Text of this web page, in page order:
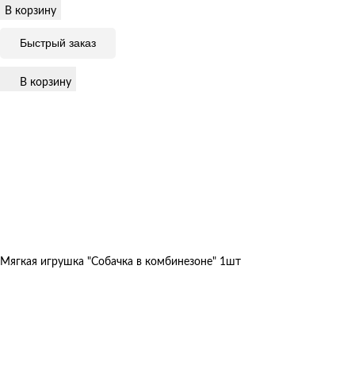
В корзину
Быстрый заказ
В корзину
Мягкая игрушка "Собачка в комбинезоне" 1шт